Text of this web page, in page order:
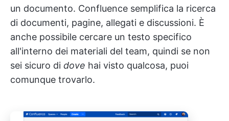
un documento. Confluence semplifica la ricerca
di documenti, pagine, allegati e discussioni. È
anche possibile cercare un testo specifico
all'interno dei materiali del team, quindi se non
sei sicuro di dove hai visto qualcosa, puoi
comunque trovarlo.